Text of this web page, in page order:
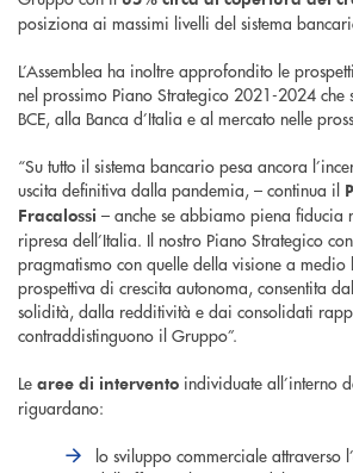
posiziona ai massimi livelli del sistema
L’Assemblea ha inoltre approfondito le
nel prossimo Piano Strategico 2021-2024 che
BCE, alla Banca d’Italia e al mercato nelle
“Su tutto il sistema bancario pesa ancora
uscita definitiva dalla pandemia, – continua il
Fracalossi – anche se abbiamo piena fiducia
ripresa dell’Italia. Il nostro Piano Strategico
pragmatismo con quelle della visione a medio
prospettiva di crescita autonoma, consentita
solidità, dalla redditività e dai consolidati
contraddistinguono il Gruppo”.
Le aree di intervento individuate all’interno
riguardano:
lo sviluppo commerciale attraverso